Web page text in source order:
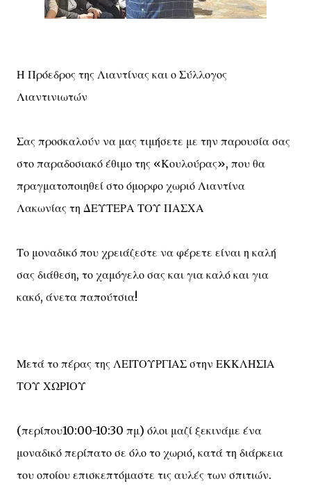
Η Πρόεδρος της Λιαντίνας και ο Σύλλογος
Λιαντινιωτών
Σας προσκαλούν να μας τιμήσετε με την παρουσία σας
στο παραδοσιακό έθιμο της «Κουλούρας», που θα
πραγματοποιηθεί στο όμορφο χωριό Λιαντίνα
Λακωνίας τη ΔΕΥΤΕΡΑ ΤΟΥ ΠΑΣΧΑ
Το μοναδικό που χρειάζεστε να φέρετε είναι η καλή
σας διάθεση, το χαμόγελο σας και για καλό και για
κακό, άνετα παπούτσια!
Μετά το πέρας της ΛΕΙΤΟΥΡΓΙΑΣ στην ΕΚΚΛΗΣΙΑ
ΤΟΥ ΧΩΡΙΟΥ
(περίπου10:00-10:30 πμ) όλοι μαζί ξεκινάμε ένα
μοναδικό περίπατο σε όλο το χωριό, κατά τη διάρκεια
του οποίου επισκεπτόμαστε τις αυλές των σπιτιών.